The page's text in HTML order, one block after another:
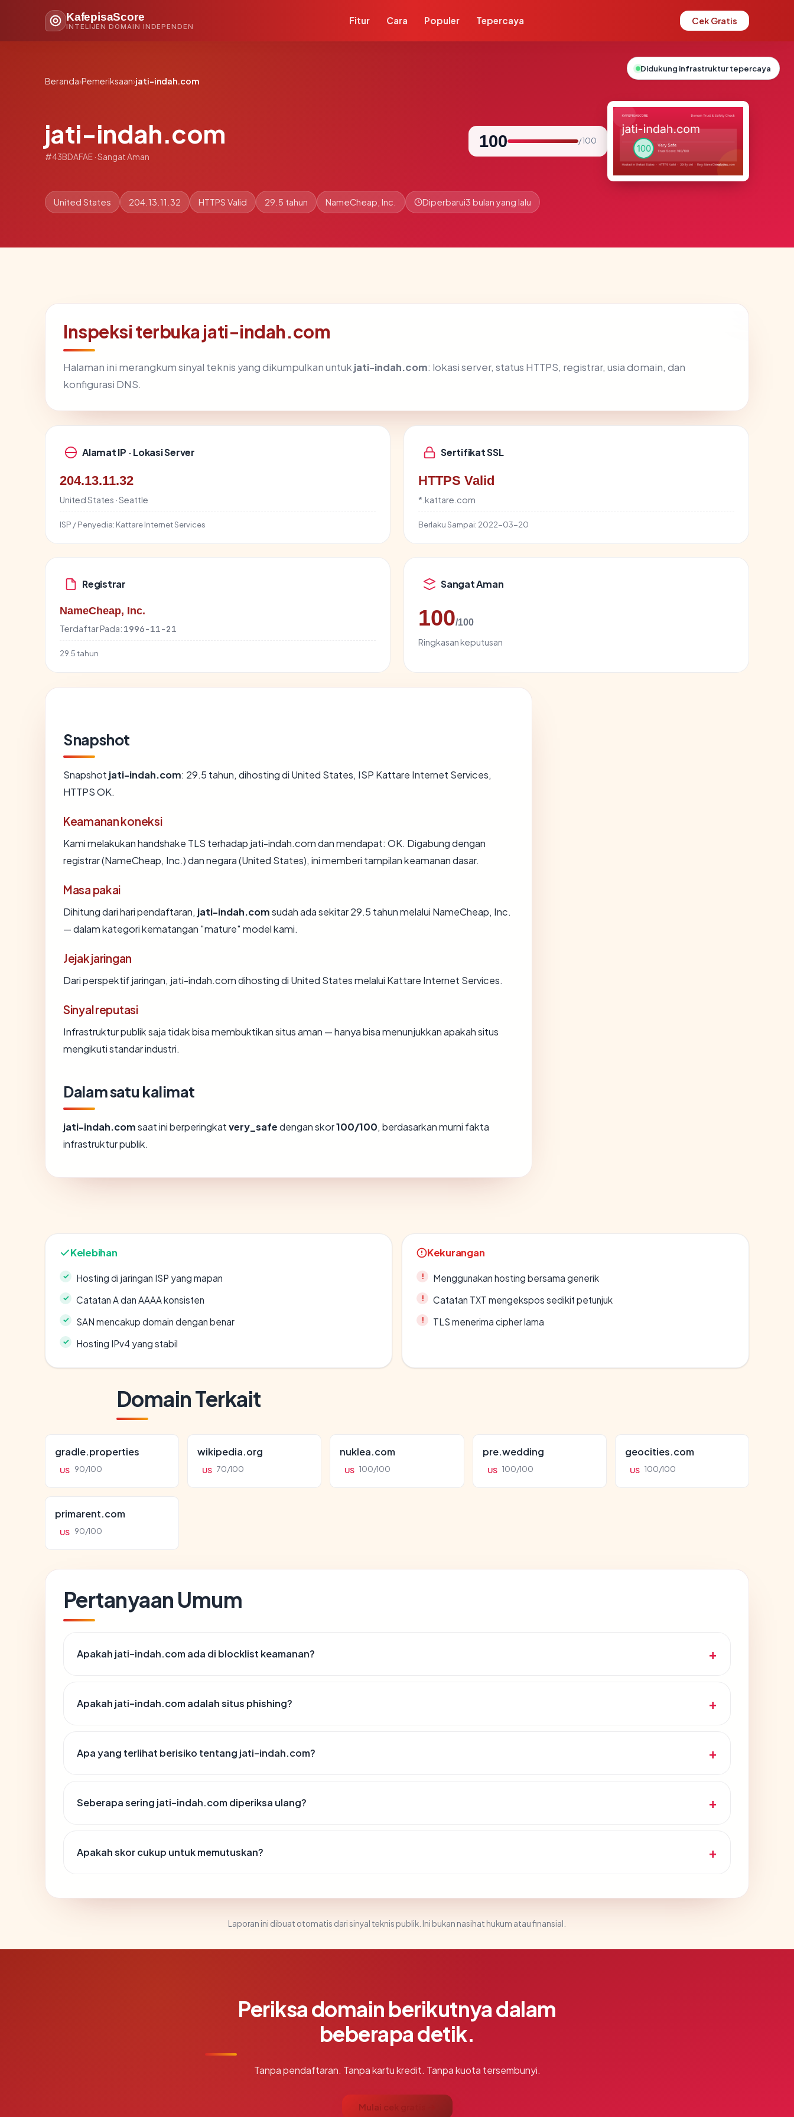
KafepisaScore
INTELIJEN DOMAIN INDEPENDEN
Fitur Cara Populer Tepercaya Cek Gratis
Beranda›Pemeriksaan›jati-indah.com
jati-indah.com
#43BDAFAE · Sangat Aman
100 / 100
United States 204.13.11.32 HTTPS Valid 29.5 tahun NameCheap, Inc. Diperbarui3 bulan yang lalu
Inspeksi terbuka jati-indah.com
Halaman ini merangkum sinyal teknis yang dikumpulkan untuk jati-indah.com: lokasi server, status HTTPS, registrar, usia domain, dan
konfigurasi DNS.
Alamat IP · Lokasi Server
204.13.11.32
United States · Seattle
ISP / Penyedia: Kattare Internet Services
Sertifikat SSL
HTTPS Valid
*.kattare.com
Berlaku Sampai: 2022-03-20
Registrar
NameCheap, Inc.
Terdaftar Pada: 1996-11-21
29.5 tahun
Sangat Aman
100/100
Ringkasan keputusan
Snapshot
Snapshot jati-indah.com: 29.5 tahun, dihosting di United States, ISP Kattare Internet Services,
HTTPS OK.
Keamanan koneksi
Kami melakukan handshake TLS terhadap jati-indah.com dan mendapat: OK. Digabung dengan
registrar (NameCheap, Inc.) dan negara (United States), ini memberi tampilan keamanan dasar.
Masa pakai
Dihitung dari hari pendaftaran, jati-indah.comsudah ada sekitar 29.5 tahun melalui NameCheap, Inc.
— dalam kategori kematangan "mature" model kami.
Jejak jaringan
Dari perspektif jaringan, jati-indah.com dihosting di United States melalui Kattare Internet Services.
Sinyal reputasi
Infrastruktur publik saja tidak bisa membuktikan situs aman — hanya bisa menunjukkan apakah situs
mengikuti standar industri.
Dalam satu kalimat
jati-indah.comsaat ini berperingkatvery_safedengan skor100/100, berdasarkan murni fakta
infrastruktur publik.
Kelebihan
Hosting di jaringan ISP yang mapan
Catatan A dan AAAA konsisten
SAN mencakup domain dengan benar
Hosting IPv4 yang stabil
Kekurangan
Menggunakan hosting bersama generik
Catatan TXT mengekspos sedikit petunjuk
TLS menerima cipher lama
Domain Terkait
gradle.properties
US 90/100
wikipedia.org
US 70/100
nuklea.com
US 100/100
pre.wedding
US 100/100
geocities.com
US 100/100
primarent.com
US 90/100
Pertanyaan Umum
Apakah jati-indah.com ada di blocklist keamanan?
Apakah jati-indah.com adalah situs phishing?
Apa yang terlihat berisiko tentang jati-indah.com?
Seberapa sering jati-indah.com diperiksa ulang?
Apakah skor cukup untuk memutuskan?
Laporan ini dibuat otomatis dari sinyal teknis publik. Ini bukan nasihat hukum atau finansial.
Periksa domain berikutnya dalam
beberapa detik.
Tanpa pendaftaran. Tanpa kartu kredit. Tanpa kuota tersembunyi.
Mulai cek gratis →
Didukung infrastruktur tepercaya